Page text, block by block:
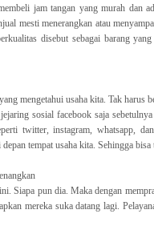
jam tangan yang murah dan
mesti menerangkan atau
disebut sebagai barang
mengetahui usaha kita. Tak harus
sosial facebook saja
twitter, instagram, whatsapp,
tempat usaha kita. Sehingga
Siapa pun dia. Maka dengan
mereka suka datang lagi.